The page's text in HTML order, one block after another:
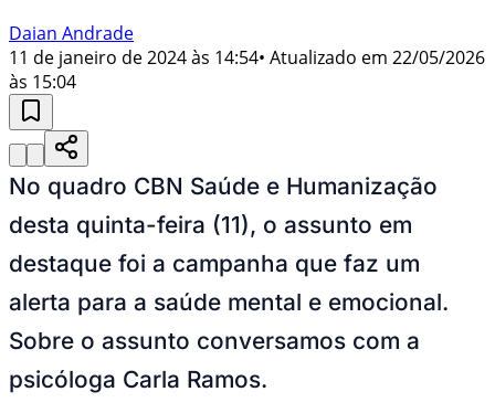
Daian Andrade
11 de janeiro de 2024 às 14:54• Atualizado em 22/05/2026
às 15:04
No quadro CBN Saúde e Humanização
desta quinta-feira (11), o assunto em
destaque foi a campanha que faz um
alerta para a saúde mental e emocional.
Sobre o assunto conversamos com a
psicóloga Carla Ramos.